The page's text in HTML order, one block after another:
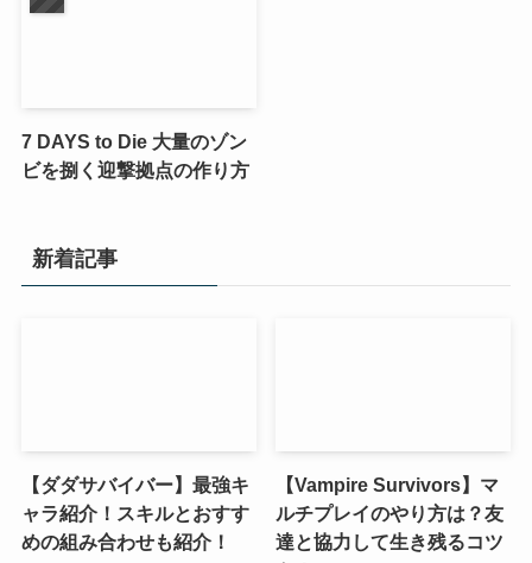
7 DAYS to Die 大量のゾン
ビを捌く迎撃拠点の作り方
新着記事
【ダダサバイバー】最強キ
ャラ紹介！スキルとおすす
めの組み合わせも紹介！
【Vampire Survivors】マ
ルチプレイのやり方は？友
達と協力して生き残るコツ